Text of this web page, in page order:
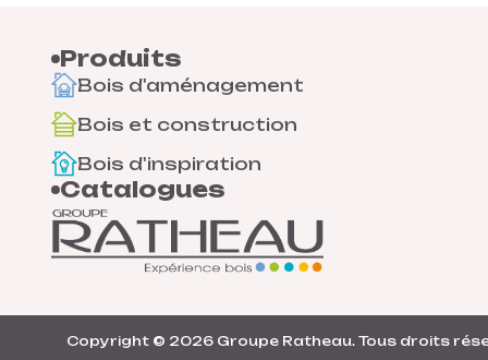
Produits
Bois d'aménagement
Bois et construction
Bois d'inspiration
Catalogues
Copyright © 2026 Groupe Ratheau. Tous droits